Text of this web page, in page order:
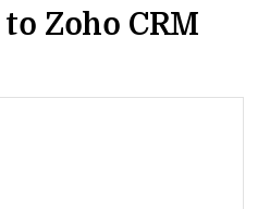
Zoho CRM